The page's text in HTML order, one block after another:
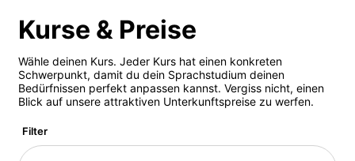
Kurse & Preise
Wähle deinen Kurs. Jeder Kurs hat einen konkreten
Schwerpunkt, damit du dein Sprachstudium deinen
Bedürfnissen perfekt anpassen kannst. Vergiss nicht, einen
Blick auf unsere attraktiven Unterkunftspreise zu werfen.
Filter